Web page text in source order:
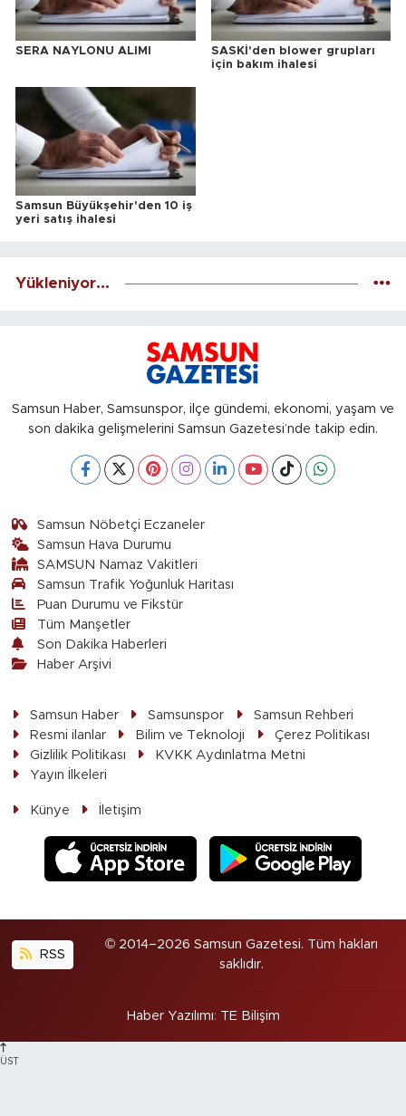
SERA NAYLONU ALIMI
SASKİ'den blower grupları
için bakım ihalesi
Samsun Büyükşehir'den 10 iş
yeri satış ihalesi
Yükleniyor...
Samsun Haber, Samsunspor, ilçe gündemi, ekonomi, yaşam ve
son dakika gelişmelerini Samsun Gazetesi’nde takip edin.
Samsun Nöbetçi Eczaneler
Samsun Hava Durumu
SAMSUN Namaz Vakitleri
Samsun Trafik Yoğunluk Haritası
Puan Durumu ve Fikstür
Tüm Manşetler
Son Dakika Haberleri
Haber Arşivi
Samsun Haber Samsunspor
Samsun Rehberi
Resmi ilanlar
Bilim ve Teknoloji
Çerez Politikası
Gizlilik Politikası
KVKK Aydınlatma Metni
Yayın İlkeleri
Künye İletişim
RSS
© 2014–2026 Samsun Gazetesi. Tüm hakları
saklıdır.
Haber Yazılımı: TE Bilişim
ÜST